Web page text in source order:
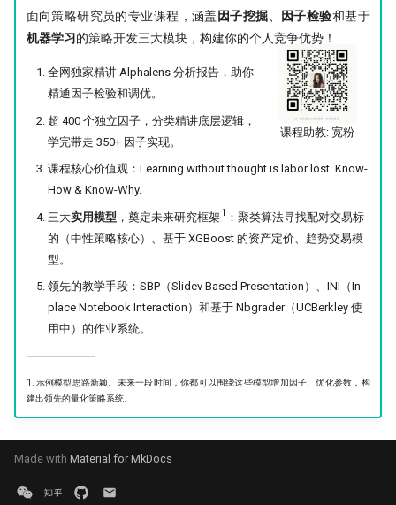
面向策略研究员的专业课程，涵盖 因子挖掘 因子检验和基于
机器学习的策略开发三大模块，构建你的个人竞争优势！
课程助教: 宽粉
全网独家精讲 Alphalens 分析报告，助你
精通因子检验和调优。
超 400 个独立因子，分类精讲底层逻辑，
学完带走 350+ 因子实现。
课程核心价值观：Learning without thought is labor lost. Know-
How & Know-Why.
三大实用模型，奠定未来研究框架1 ：聚类算法寻找配对交易标
的（中性策略核心）、基于 XGBoost 的资产定价、趋势交易模
型。
领先的教学手段：SBP（Slidev Based Presentation）、INI（In-
place Notebook Interaction）和基于 Nbgrader（UCBerkley 使
用中）的作业系统。
1. 示例模型思路新颖。未来一段时间，你都可以围绕这些模型增加因子、优化参数，构
建出领先的量化策略系统。
Made with Material for MkDocs